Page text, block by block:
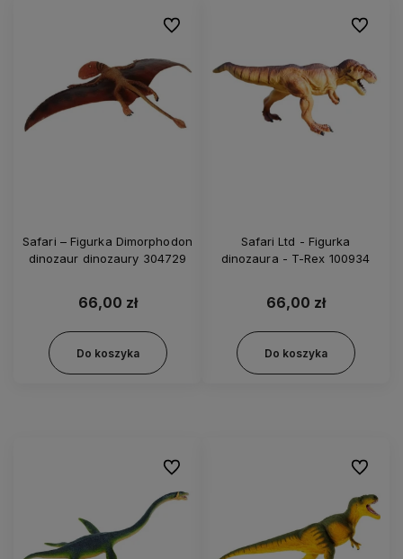
Safari – Figurka Dimorphodon
dinozaur dinozaury 304729
66,00 zł
Do koszyka
Do ulubionych
Safari Ltd - Figurka
dinozaura - T-Rex 100934
66,00 zł
Do koszyka
Do
Do ulubionych Do